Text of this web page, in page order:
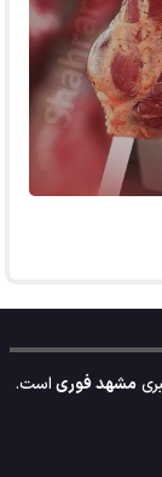
مشهد فوریاست.